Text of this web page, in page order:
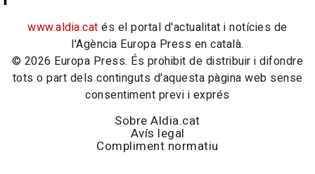
www.aldia.cat és el portal d'actualitat i notícies de
l'Agència Europa Press en català.
© 2026 Europa Press. És prohibit de distribuir i difondre
tots o part dels continguts d'aquesta pàgina web sense
consentiment previ i exprés
Sobre Aldia.cat
Avís legal
Compliment normatiu